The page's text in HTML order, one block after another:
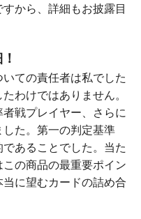
から、詳細もお披露目
ての責任者は私でした
わけではありません。
戦プレイヤー、さらに
た。第一の判定基準
あることでした。当た
の商品の最重要ポイン
に望むカードの詰め合